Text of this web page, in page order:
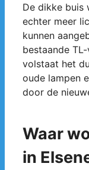
De dikke buis
echter meer
kunnen
bestaande
volstaat het
oude lampen
door de
Waar
in